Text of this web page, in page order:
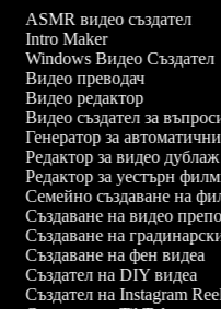
ASMR видео създател
Intro Maker
Windows Видео Създател
Видео преводач
Видео редактор
Видео създател за
Генератор за
Редактор за видео дублаж
Редактор за уестърн
Семейно създаване на
Създаване на видео
Създаване на
Създаване на фен видеа
Създател на DIY видеа
Създател на Instagram